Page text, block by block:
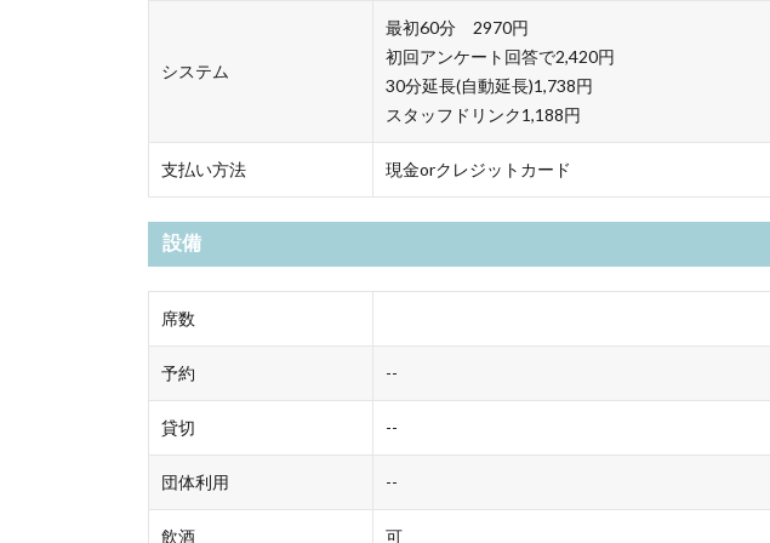
システム
最初60分 2970円
初回アンケート回答で2,420円
30分延長(自動延長)1,738円
スタッフドリンク1,188円
支払い方法 現金orクレジットカード
設備
席数
予約 --
貸切 --
団体利用 --
飲酒 可